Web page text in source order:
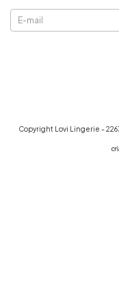
Copyright Lovi Lingerie -